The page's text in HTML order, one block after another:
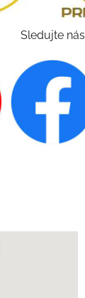
Sledujte nás